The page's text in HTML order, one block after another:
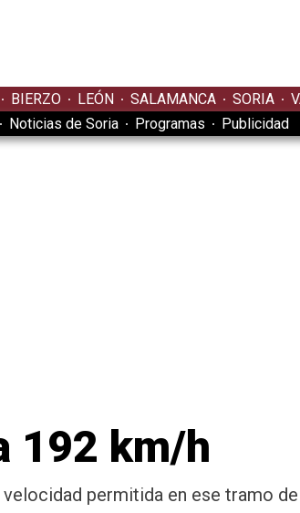
BIERZO LEÓN SALAMANCA SORIA
Noticias de Soria Programas Publicidad
192 km/h
permitida en ese tramo